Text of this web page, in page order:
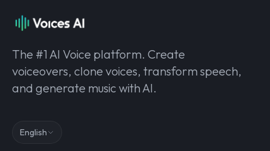
The #1 AI Voice platform. Create
voiceovers, clone voices, transform speech,
and generate music with AI.
English